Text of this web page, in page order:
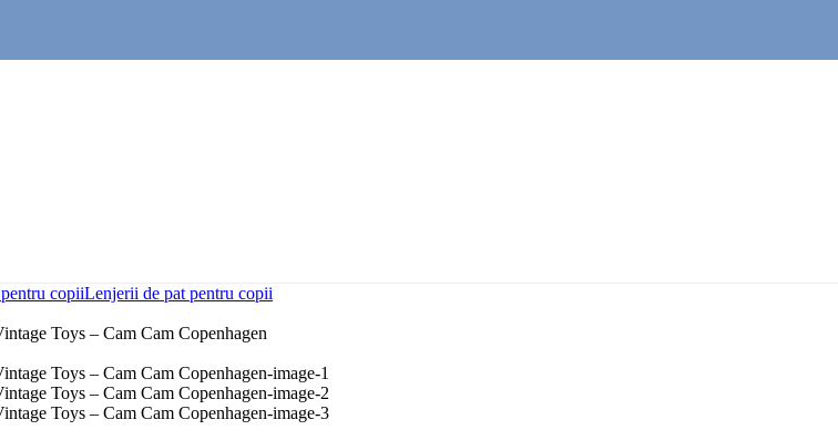
copiiLenjerii de pat pentru copii